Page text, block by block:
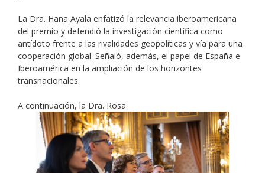
La Dra. Hana Ayala enfatizó la relevancia iberoamericana
del premio y defendió la investigación científica como
antídoto frente a las rivalidades geopolíticas y vía para una
cooperación global. Señaló, además, el papel de España e
Iberoamérica en la ampliación de los horizontes
transnacionales.
A continuación, la Dra. Rosa